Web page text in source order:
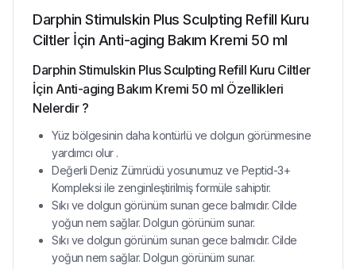
Darphin Stimulskin Plus Sculpting Refill Kuru
Ciltler İçin Anti-aging Bakım Kremi 50 ml
Darphin Stimulskin Plus Sculpting Refill Kuru Ciltler
İçin Anti-aging Bakım Kremi 50 ml Özellikleri
Nelerdir ?
Yüz bölgesinin daha kontürlü ve dolgun görünmesine
yardımcı olur .
Değerli Deniz Zümrüdü yosunumuz ve Peptid-3+
Kompleksi ile zenginleştirilmiş formüle sahiptir.
Sıkı ve dolgun görünüm sunan gece balmıdır. Cilde
yoğun nem sağlar. Dolgun görünüm sunar.
Sıkı ve dolgun görünüm sunan gece balmıdır. Cilde
yoğun nem sağlar. Dolgun görünüm sunar.